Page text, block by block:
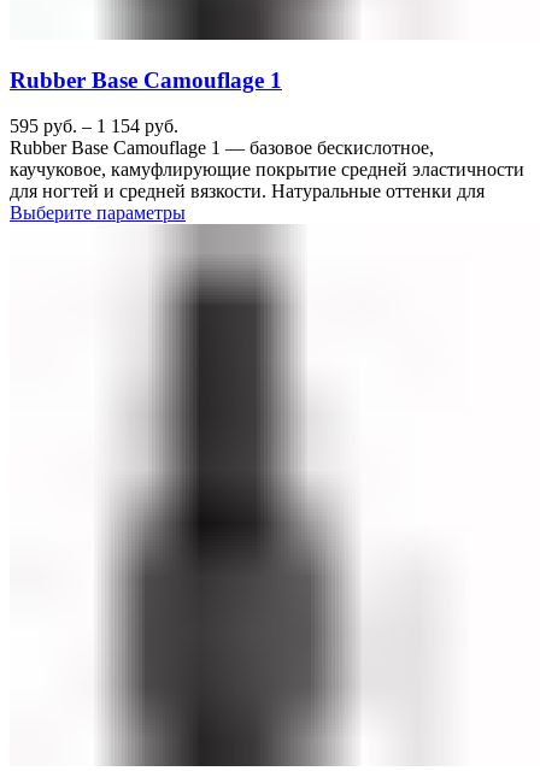
Rubber Base Camouflage 1
595 руб. – 1 154 руб.
Rubber Base Camouflage 1 — базовое бескислотное,
каучуковое, камуфлирующие покрытие средней эластичности
для ногтей и средней вязкости. Натуральные оттенки для
Выберите параметры